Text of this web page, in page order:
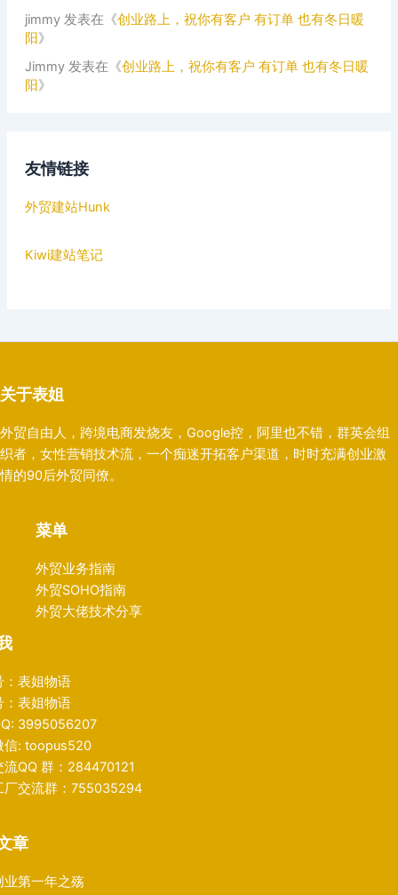
jimmy发表在《创业路上，祝你有客户 有订单 也有冬日暖
阳》
Jimmy发表在《创业路上，祝你有客户 有订单 也有冬日暖
阳》
友情链接
外贸建站Hunk
Kiwi建站笔记
关于表姐
外贸自由人，跨境电商发烧友，Google控，阿里也不错，群英会组
织者，女性营销技术流，一个痴迷开拓客户渠道，时时充满创业激
情的90后外贸同僚。
菜单
外贸业务指南
外贸SOHO指南
外贸大佬技术分享
：表姐物语
：表姐物语
3995056207
信: toopus520
流QQ 群：284470121
厂交流群：755035294
章
业第一年之殇